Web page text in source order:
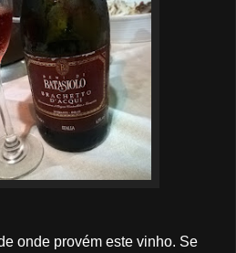
onde provém este vinho. Se